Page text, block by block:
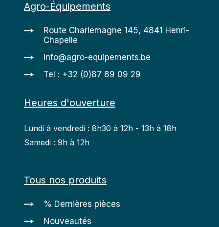
Agro-Équipements
Route Charlemagne 145, 4841 Henri-
Chapelle
info@agro-equipements.be
Tel : +32 (0)87 89 09 29
Heures d'ouverture
Lundi à vendredi : 8h30 à 12h - 13h à 18h
Samedi : 9h à 12h
Tous nos produits
% Dernières pièces
Nouveautés